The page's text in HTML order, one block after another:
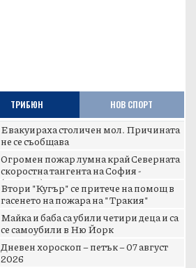
ТРИБЮН НОВ СПОРТ
Евакуираха столичен мол. Причината
не се съобщава
Огромен пожар лумна край Северната
скоростна тангента на София -
(ВИДЕО)
Втори "Кугър" се притече на помощ в
гасенето на пожара на "Тракия"
Майка и баба са убили четири деца и са
се самоубили в Ню Йорк
Дневен хороскоп – петък – 07 август
2026